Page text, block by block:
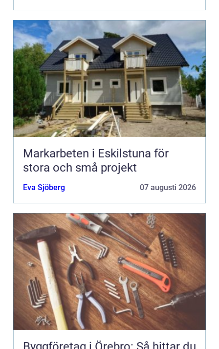
Markarbeten i Eskilstuna för
stora och små projekt
Eva Sjöberg 07 augusti 2026